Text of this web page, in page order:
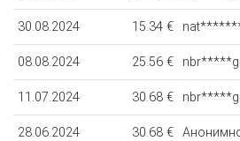
30.08.2024 15.34 €
08.08.2024 25.56 €
11.07.2024 30.68 €
28.06.2024 30.68 €